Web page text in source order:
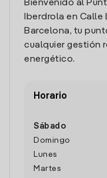
Bienvenido al
Iberdrola en Calle
Barcelona, tu
cualquier gestión
energético.
Horario
Sábado
Domingo
Lunes
Martes